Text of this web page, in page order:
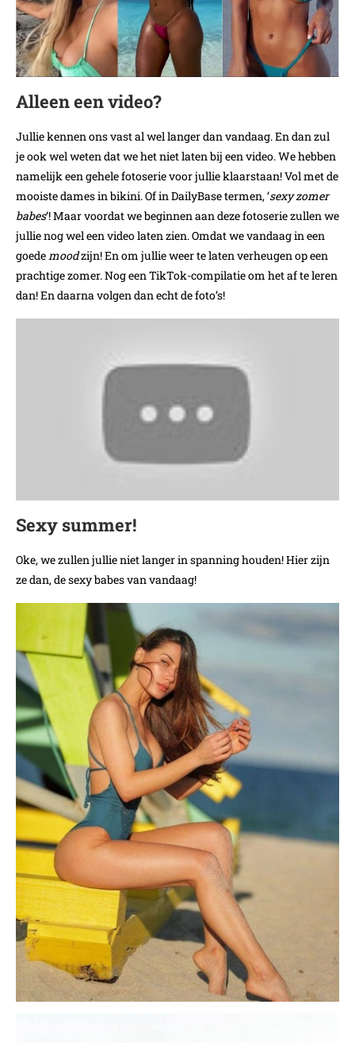
Alleen een video?
Jullie kennen ons vast al wel langer dan vandaag. En dan zul
je ook wel weten dat we het niet laten bij een video. We hebben
namelijk een gehele fotoserie voor jullie klaarstaan! Vol met de
mooiste dames in bikini. Of in DailyBase termen, ‘sexy zomer
babes‘! Maar voordat we beginnen aan deze fotoserie zullen we
jullie nog wel een video laten zien. Omdat we vandaag in een
goedemoodzijn! En om jullie weer te laten verheugen op een
prachtige zomer. Nog een TikTok-compilatie om het af te leren
dan! En daarna volgen dan echt de foto’s!
Sexy summer!
Oke, we zullen jullie niet langer in spanning houden! Hier zijn
ze dan, de sexy babes van vandaag!